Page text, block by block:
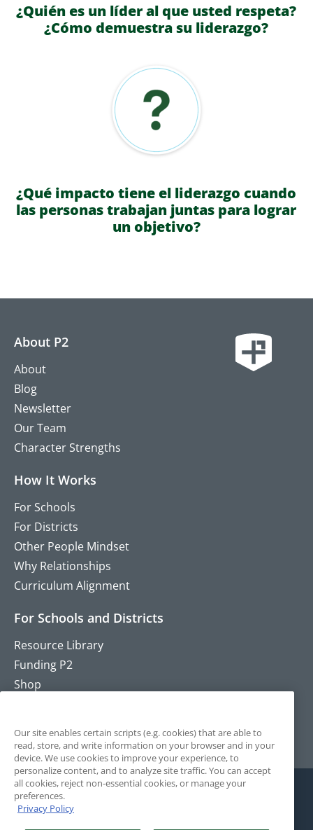
¿Quién es un líder al que usted respeta?
¿Cómo demuestra su liderazgo?
¿Qué impacto tiene el liderazgo cuando
las personas trabajan juntas para lograr
un objetivo?
About P2
About
Blog
Newsletter
Our Team
Character Strengths
How It Works
For Schools
For Districts
Other People Mindset
Why Relationships
Curriculum Alignment
For Schools and Districts
Resource Library
Funding P2
Shop
Our site enables certain scripts (e.g. cookies) that are able to
read, store, and write information on your browser and in your
device. We use cookies to improve your experience, to
personalize content, and to analyze site traffic. You can accept
all cookies, reject non-essential cookies, or manage your
preferences.
Privacy Policy